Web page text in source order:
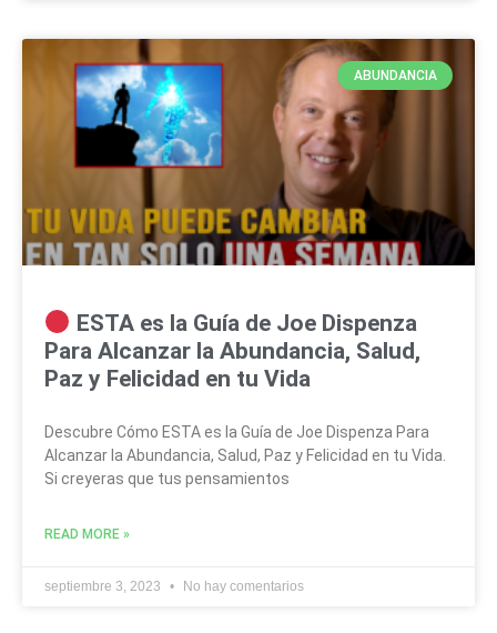
ABUNDANCIA
ESTA es la Guía de Joe Dispenza
Para Alcanzar la Abundancia, Salud,
Paz y Felicidad en tu Vida
Descubre Cómo ESTA es la Guía de Joe Dispenza Para
Alcanzar la Abundancia, Salud, Paz y Felicidad en tu Vida.
Si creyeras que tus pensamientos
READ MORE »
septiembre 3, 2023 No hay comentarios